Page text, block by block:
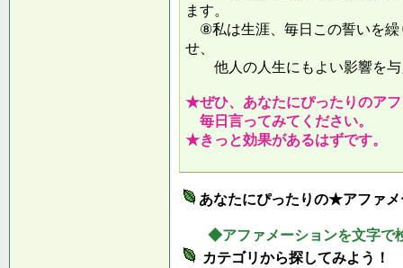
ます。
⑧私は生涯、毎日この誓いを繰
せ、
他人の人生にもよい影響
★ぜひ、あなたにぴったりのア
毎日言ってみてください。
★きっと効果があるはずです。
あなたにぴったりの★アファ
◆アファメーションを文字で
カテゴリから探してみよう！